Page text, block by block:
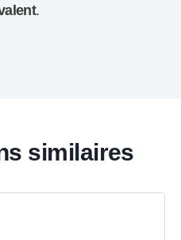
.
similaires